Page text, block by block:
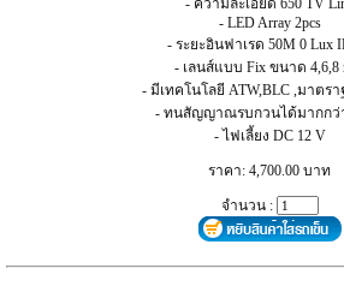
- LED Array 2pcs
- ระยะอินฟาเรด 50M 0 Lux
- เลนส์แบบ Fix ขนาด 4,6,8
- มีเทคโนโลยี ATW,BLC ,มาตรา
- ทนสัญญาณรบกวนได้มากกว่
- ไฟเลี้ยง DC 12 V
ราคา: 4,700.00 บาท
จำนวน :